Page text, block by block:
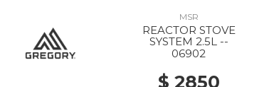
MSR
REACTOR STOVE
SYSTEM 2.5L --
06902
$ 2850